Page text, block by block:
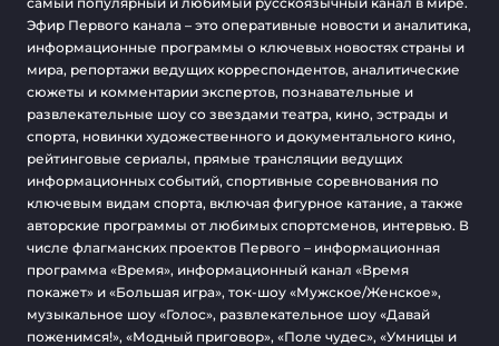
Эфир Первого канала – это оперативные новости и аналитика,
информационные программы о ключевых новостях страны и
мира, репортажи ведущих корреспондентов, аналитические
сюжеты и комментарии экспертов, познавательные и
развлекательные шоу со звездами театра, кино, эстрады и
спорта, новинки художественного и документального кино,
рейтинговые сериалы, прямые трансляции ведущих
информационных событий, спортивные соревнования по
ключевым видам спорта, включая фигурное катание, а также
авторские программы от любимых спортсменов, интервью. В
числе флагманских проектов Первого – информационная
программа «Время», информационный канал «Время
покажет» и «Большая игра», ток-шоу «Мужское/Женское»,
музыкальное шоу «Голос», развлекательное шоу «Давай
поженимся!», «Модный приговор», «Поле чудес», «Умницы и